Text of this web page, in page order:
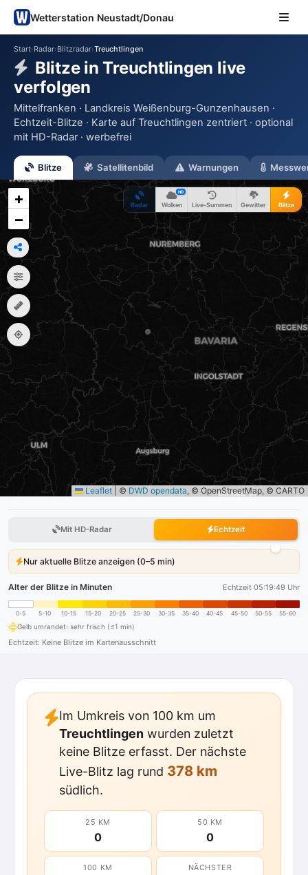
Wetterstation Neustadt/Donau
Start›Radar›Blitzradar›Treuchtlingen
Blitze in Treuchtlingen live
verfolgen
Mittelfranken · Landkreis Weißenburg-Gunzenhausen ·
Echtzeit-Blitze · Karte auf Treuchtlingen zentriert · optional
mit HD-Radar · werbefrei
Blitze Satellitenbild Warnungen
Radar Wolken
HD
Live-Summen Gewitter Blitze
+
−
Leaflet © DWD opendata, © OpenStreetMap, © CARTO
Mit HD-Radar Echtzeit
Nur aktuelle Blitze anzeigen (0–5 min)
Alter der Blitze in Minuten Echtzeit 05:19:50 Uhr
0-5 5-10 10-15 15-20 20-25 25-30 30-35 35-40 40-45 45-50 50-55 55-60
Gelb umrandet: sehr frisch (≤1 min)
Echtzeit: Keine Blitze im Kartenausschnitt
Im Umkreis von 100 km um
Treuchtlingen wurden zuletzt
keine Blitze erfasst. Der nächste
Live-Blitz lag rund 378 km
südlich.
25 KM
0
50 KM
0
100 KM NÄCHSTER